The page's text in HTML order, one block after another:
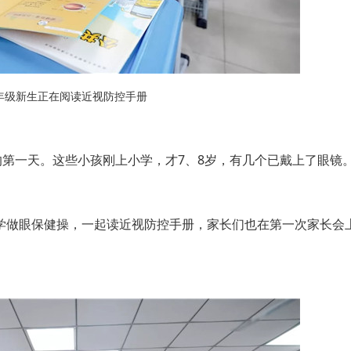
级新生正在阅读近视防控手册
。这些小孩刚上小学，才7、8岁，有几个已戴上了眼镜。
保健操，一起读近视防控手册，家长们也在第一次家长会